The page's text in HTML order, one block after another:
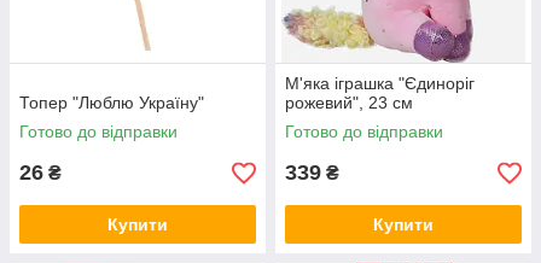
Топер "Люблю Україну"
Готово до відправки
26 ₴
Купити
М'яка іграшка "Єдиноріг
рожевий", 23 см
Готово до відправки
339 ₴
Купити